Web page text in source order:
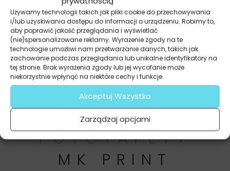
Używamy technologii takich jak pliki cookie do przechowywania
i/lub uzyskiwania dostępu do informacji o urządzeniu. Robimy to,
aby poprawić jakość przeglądania i wyświetlać
(nie)spersonalizowane reklamy. Wyrażenie zgody na te
technologie umożliwi nam przetwarzanie danych, takich jak
zachowanie podczas przeglądania lub unikalne identyfikatory na
tej stronie. Brak wyrażenia zgody lub jej wycofanie może
niekorzystnie wpłynąć na niektóre cechy i funkcje.
Akceptuj Wszystko
Zarządzaj opcjami
sympatyczną obsługę. Efekt bardzo nas cieszy,
a synek jest zachwycony zwierzątkami w swoim
pokoju!
Anna B.
FOTOTAPETY
MK PRINT